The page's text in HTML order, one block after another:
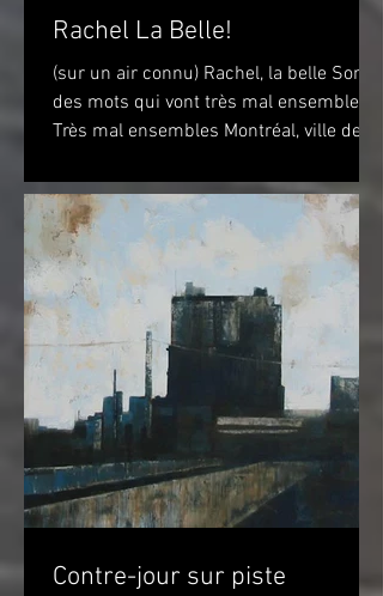
Rachel La Belle!
(sur un air connu) Rachel, la belle Sont
des mots qui vont très mal ensembles
Très mal ensembles Montréal, ville de
Contre-jour sur piste